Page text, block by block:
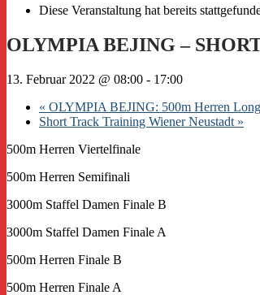
Diese Veranstaltung hat bereits
OLYMPIA BEJING –
13. Februar 2022 @ 08:00 - 17:00
« OLYMPIA BEJING: 500m Herren
Short Track Training Wiener Neustadt »
500m Herren Viertelfinale
500m Herren Semifinali
3000m Staffel Damen Finale B
3000m Staffel Damen Finale A
500m Herren Finale B
500m Herren Finale A